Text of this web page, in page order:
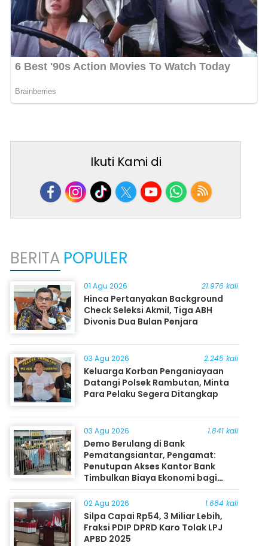
Ikuti Kami di
BERITA POPULER
01 Agu 2026 21.976 kali
Hinca Pertanyakan Background
Check Seleksi Akmil, Tiga ABH
Divonis Dua Bulan Penjara
03 Agu 2026 2.245 kali
Keluarga Korban Penganiayaan
Datangi Polsek Rambutan, Minta
Para Pelaku Segera Ditangkap
03 Agu 2026 1.841 kali
Demo Berulang di Bank
Pematangsiantar, Pengamat:
Penutupan Akses Kantor Bank
Timbulkan Biaya Ekonomi bagi
Masyarakat
02 Agu 2026 1.684 kali
Silpa Capai Rp54, 3 Miliar Lebih,
Fraksi PDIP DPRD Karo Tolak LPJ
APBD 2025